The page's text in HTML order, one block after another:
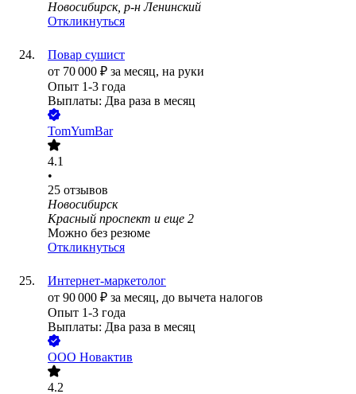
Новосибирск, р-н Ленинский
Откликнуться
Повар сушист
от 70 000 ₽ за месяц, на руки
Опыт 1-3 года
Выплаты: Два раза в месяц
TomYumBar
4.1
•
25 отзывов
Новосибирск
Красный проспект и еще 2
Можно без резюме
Откликнуться
Интернет-маркетолог
от 90 000 ₽ за месяц, до вычета налогов
Опыт 1-3 года
Выплаты: Два раза в месяц
ООО Новактив
4.2